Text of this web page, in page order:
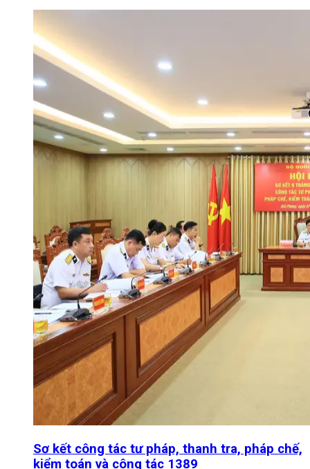
Sơ kết công tác tư pháp, thanh tra, pháp chế,
kiểm toán và công tác 1389